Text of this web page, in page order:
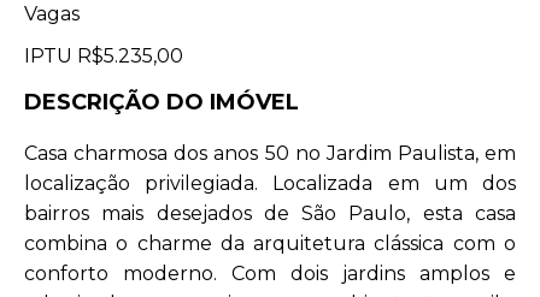
Vagas
IPTU R$5.235,00
DESCRIÇÃO DO IMÓVEL
Casa charmosa dos anos 50 no Jardim Paulista, em
localização privilegiada. Localizada em um dos
bairros mais desejados de São Paulo, esta casa
combina o charme da arquitetura clássica com o
conforto moderno. Com dois jardins amplos e